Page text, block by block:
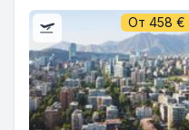
От 458 €